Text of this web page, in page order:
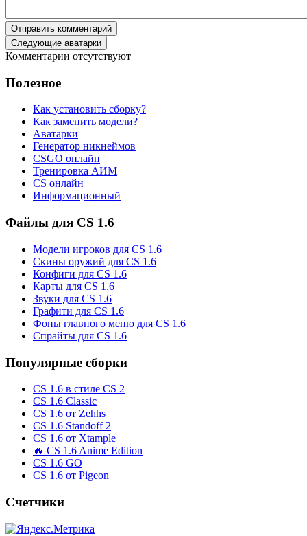
Отправить комментарий
Следующие аватарки
Комментарии отсутствуют
Полезное
Как установить сборку?
Как заменить модели?
Аватарки
Генератор никнеймов
CSGO онлайн
Тренировка АИМ
CS онлайн
Информационный
Файлы для CS 1.6
Модели игроков для CS 1.6
Скины оружий для CS 1.6
Конфиги для CS 1.6
Карты для CS 1.6
Звуки для CS 1.6
Графити для CS 1.6
Фоны главного меню для CS 1.6
Спрайты для CS 1.6
Популярные сборки
CS 1.6 в стиле CS 2
CS 1.6 Classic
CS 1.6 от Zehhs
CS 1.6 Standoff 2
CS 1.6 от Xtample
🔥 CS 1.6 Anime Edition
CS 1.6 GO
CS 1.6 от Pigeon
Счетчики